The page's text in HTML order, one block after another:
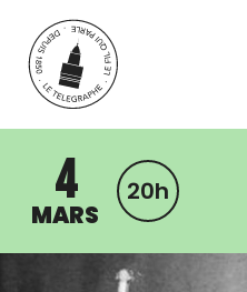
Aller au contenu principal
4
MARS
20h